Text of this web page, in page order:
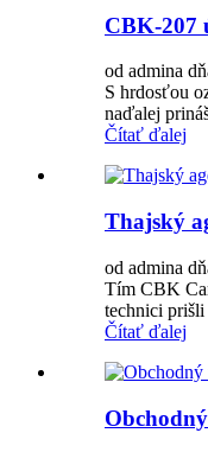
CBK-207
od admina
S hrdosťou
naďalej
Čítať ďalej
Thajský
od admina
Tím CBK
technici prišli
Čítať ďalej